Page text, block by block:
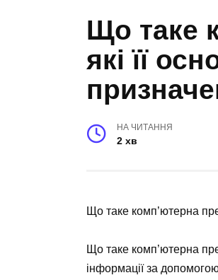
Що таке
які її
НА ЧИТАННЯ
2 хв
Що таке комп’ютерна
Що таке комп’ютерна
інформації за